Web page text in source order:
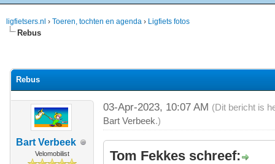
ligfietsers.nl › Toeren, tochten en agenda › Ligfiets fotos
Rebus
Rebus
Bart Verbeek
Velomobilist
03-Apr-2023, 10:07 AM (Dit bericht is
Bart Verbeek.)
Tom Fekkes schreef: